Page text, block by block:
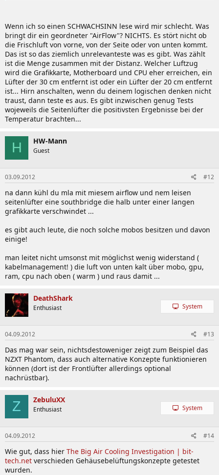
Wenn ich so einen SCHWACHSINN lese wird mir schlecht. Was
bringt dir ein geordneter "AirFlow"? NICHTS. Es stört nicht ob
die Frischluft von vorne, von der Seite oder von unten kommt.
Das ist so das ziemlich unrelevanteste was es gibt. Was zählt
ist die Menge zusammen mit der Distanz. Welcher Luftzug
wird die Grafikkarte, Motherboard und CPU eher erreichen, ein
Lüfter der 30 cm entfernt ist oder ein Lüfter der 20 cm entfernt
ist... Hirn anschalten, wenn du deinem logischen denken nicht
traust, dann teste es aus. Es gibt inzwischen genug Tests
wojeweils die Seitenlüfter die positivsten Ergebnisse bei der
Temperatur brachten...
H HW-Mann
Guest
03.09.2012 #12
na dann kühl du mla mit miesem airflow und nem leisen
seitenlüfter eine southbridge die halb unter einer langen
grafikkarte verschwindet ...
es gibt auch leute, die noch solche mobos besitzen und davon
einige!
man leitet nicht umsonst mit möglichst wenig widerstand (
kabelmanagement! ) die luft von unten kalt über mobo, gpu,
ram, cpu nach oben ( warm ) und raus damit ...
DeathShark
Enthusiast System
04.09.2012 #13
Das mag war sein, nichtsdestoweniger zeigt zum Beispiel das
NZXT Phantom, dass auch alternative Konzepte funktionieren
können (dort ist der Frontlüfter allerdings optional
nachrüstbar).
Z ZebuluXX
Enthusiast System
04.09.2012 #14
Wie gut, dass hier The Big Air Cooling Investigation | bit-
tech.net verschieden Gehäusebelüftungskonzepte getestet
wurden.